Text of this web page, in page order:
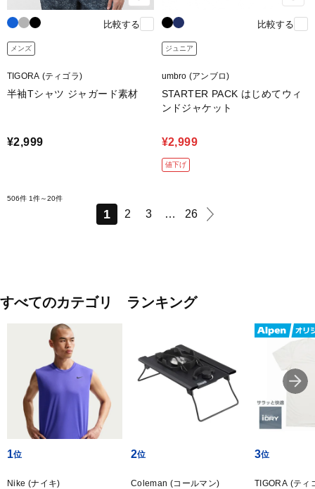
比較する
メンズ
TIGORA (ティゴラ)
半袖Tシャツ ジャガード素材
¥2,999
比較する
ジュニア
umbro (アンブロ)
STARTER PACK はじめてウィ
ンドジャケット
¥2,999
値下げ
506件 1件～20件
1 2 3 … 26
すべてのカテゴリ ランキング
1
Nike (ナイキ)
2
Coleman (コールマン)
3
TIGORA (ティ